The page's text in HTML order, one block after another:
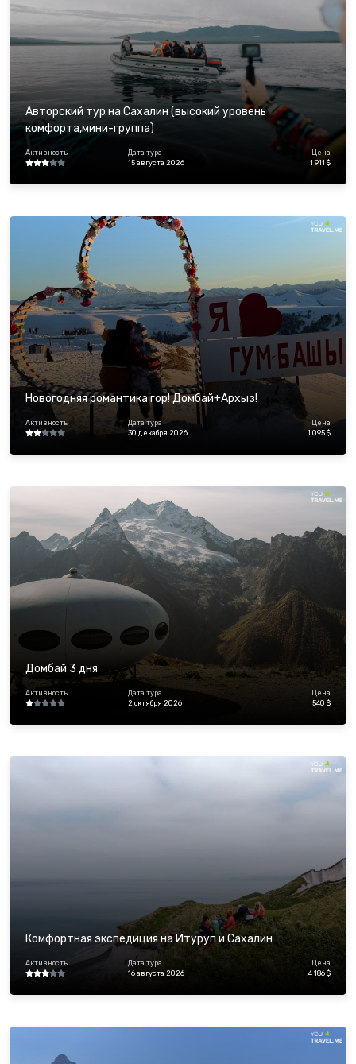
Авторский тур на Сахалин (высокий уровень
комфорта,мини-группа)
Активность
Дата тура
15 августа 2026
Цена
1 911 $
Новогодняя романтика гор! Домбай+Архыз!
Активность
Дата тура
30 декабря 2026
Цена
1 095 $
Домбай 3 дня
Активность
Дата тура
2 октября 2026
Цена
540 $
Комфортная экспедиция на Итуруп и Сахалин
Активность
Дата тура
16 августа 2026
Цена
4 186 $